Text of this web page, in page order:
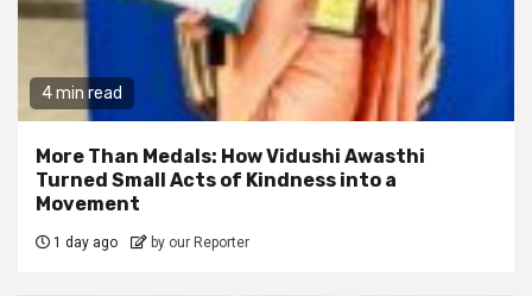
4 min read
More Than Medals: How Vidushi Awasthi
Turned Small Acts of Kindness into a
Movement
1 day ago by our Reporter